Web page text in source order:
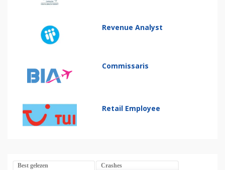
Revenue Analyst
Commissaris
Retail Employee
Best gelezen Crashes